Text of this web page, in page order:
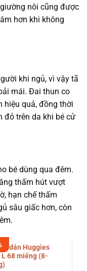
nôi cũng được
hơn khi không
khi ngủ, vì vậy tã
mái. Đai thun co
hiệu quả, đồng thời
đỏ trên da khi bé cử
bé dùng qua đêm.
thấm hút vượt
hạn chế thấm
sâu giấc hơn, còn
dán Huggies
L 68 miếng (8-